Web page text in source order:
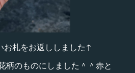
お札をお返ししました↑
柄のものにしました＾＾赤と